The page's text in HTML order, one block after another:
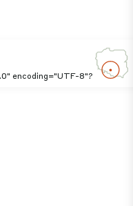
encoding="UTF-8"?